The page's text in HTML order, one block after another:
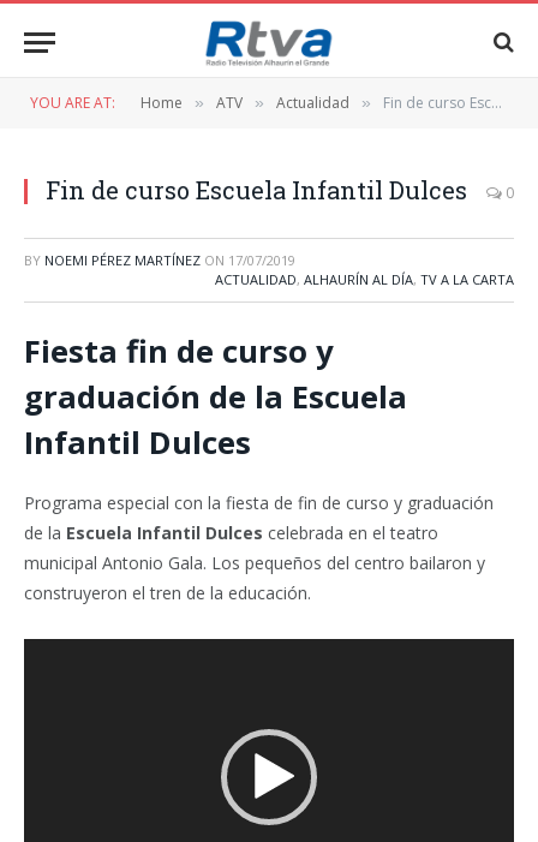
YOU ARE AT: Home » ATV » Actualidad » Fin de curso Escuela Infantil Dulces
Fin de curso Escuela Infantil Dulces 0
BY NOEMI PÉREZ MARTÍNEZ ON 17/07/2019
ACTUALIDAD, ALHAURÍN AL DÍA, TV A LA CARTA
Fiesta fin de curso y
graduación de la Escuela
Infantil Dulces
Programa especial con la fiesta de fin de curso y graduación
de la Escuela Infantil Dulces celebrada en el teatro
municipal Antonio Gala. Los pequeños del centro bailaron y
construyeron el tren de la educación.